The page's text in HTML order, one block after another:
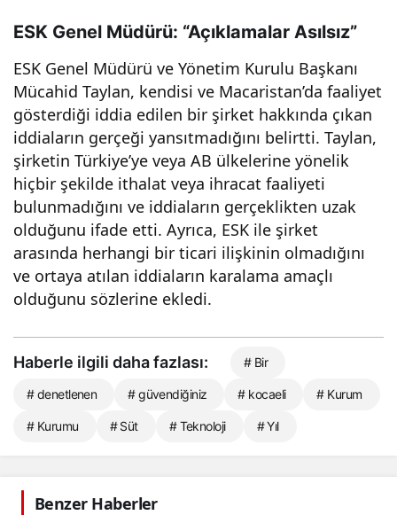
ESK Genel Müdürü: “Açıklamalar Asılsız”
ESK Genel Müdürü ve Yönetim Kurulu Başkanı
Mücahid Taylan, kendisi ve Macaristan’da faaliyet
gösterdiği iddia edilen bir şirket hakkında çıkan
iddiaların gerçeği yansıtmadığını belirtti. Taylan,
şirketin Türkiye’ye veya AB ülkelerine yönelik
hiçbir şekilde ithalat veya ihracat faaliyeti
bulunmadığını ve iddiaların gerçeklikten uzak
olduğunu ifade etti. Ayrıca, ESK ile şirket
arasında herhangi bir ticari ilişkinin olmadığını
ve ortaya atılan iddiaların karalama amaçlı
olduğunu sözlerine ekledi.
Haberle ilgili daha fazlası: # Bir
# denetlenen # güvendiğiniz # kocaeli # Kurum
# Kurumu # Süt # Teknoloji # Yıl
Benzer Haberler